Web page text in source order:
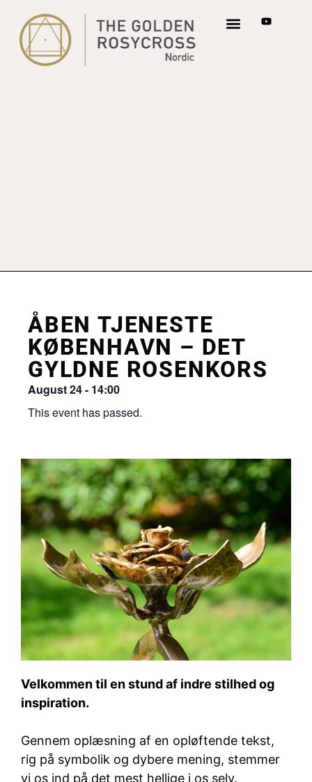
ÅBEN TJENESTE
KØBENHAVN – DET
GYLDNE ROSENKORS
August 24- 14:00
This event has passed.
Velkommen til en stund af indre stilhed og
inspiration.
Gennem oplæsning af en opløftende tekst,
rig på symbolik og dybere mening, stemmer
vi os ind på det mest hellige i os selv.